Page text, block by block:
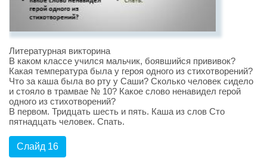
Литературная викторина
В каком классе учился мальчик, боявшийся прививок?
Какая температура была у героя одного из стихотворений?
Что за каша была во рту у Саши? Сколько человек сидело
и стояло в трамвае № 10? Какое слово ненавидел герой
одного из стихотворений?
В первом. Тридцать шесть и пять. Каша из слов Сто
пятнадцать человек. Спать.
Слайд 16